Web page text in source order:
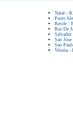
Natal -
Porto
Recife -
Rio De
Sao
Sao
Vitoria -